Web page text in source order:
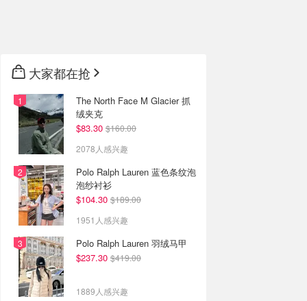
大家都在抢
The North Face M Glacier 抓
绒夹克
$83.30 $160.00
2078人感兴趣
Polo Ralph Lauren 蓝色条纹泡
泡纱衬衫
$104.30 $189.00
1951人感兴趣
Polo Ralph Lauren 羽绒马甲
$237.30 $419.00
1889人感兴趣